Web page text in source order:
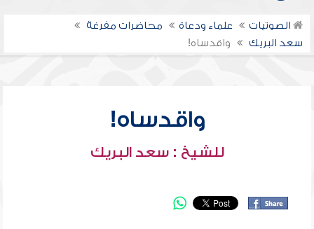
الصوتيات علماء ودعاة
محاضرات مفرغة
سعد البريك
واقدساه!
واقدساه!
للشيخ : سعد البريك